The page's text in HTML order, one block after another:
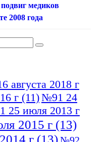
медиков
2008 года
августа 2018 г
г (11)№91 24
25 июля 2013 г
2015 г (13)
г (13)